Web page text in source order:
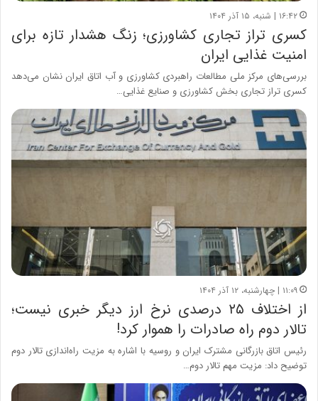
۱۶:۴۲ | شنبه، ۱۵ آذر ۱۴۰۴
کسری تراز تجاری کشاورزی؛ زنگ هشدار تازه برای
امنیت غذایی ایران
بررسی‌های مرکز ملی مطالعات راهبردی کشاورزی و آب اتاق ایران نشان می‌دهد
کسری تراز تجاری بخش کشاورزی و صنایع غذایی…
۱۱:۰۹ | چهارشنبه، ۱۲ آذر ۱۴۰۴
از اختلاف ۲۵ درصدی نرخ ارز دیگر خبری نیست؛
تالار دوم راه صادرات را هموار کرد!
رئیس اتاق بازرگانی مشترک ایران و روسیه با اشاره به مزیت راه‌اندازی تالار دوم
توضیح داد: مزیت مهم تالار دوم…